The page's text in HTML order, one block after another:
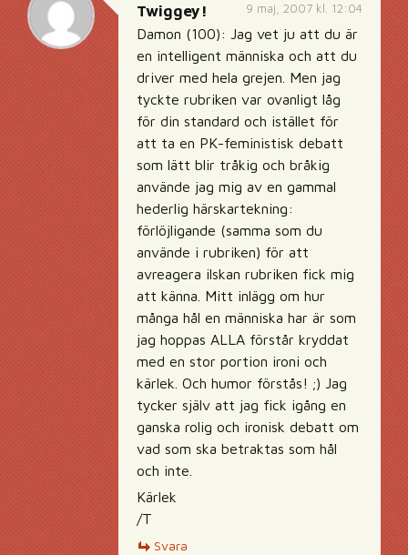
9 maj, 2007 kl. 12:04
Twiggey!
Damon (100): Jag vet ju att du är
en intelligent människa och att du
driver med hela grejen. Men jag
tyckte rubriken var ovanligt låg
för din standard och istället för
att ta en PK-feministisk debatt
som lätt blir tråkig och bråkig
använde jag mig av en gammal
hederlig härskartekning:
förlöjligande (samma som du
använde i rubriken) för att
avreagera ilskan rubriken fick mig
att känna. Mitt inlägg om hur
många hål en människa har är som
jag hoppas ALLA förstår kryddat
med en stor portion ironi och
kärlek. Och humor förstås! ;) Jag
tycker själv att jag fick igång en
ganska rolig och ironisk debatt om
vad som ska betraktas som hål
och inte.
Kärlek
/T
Svara